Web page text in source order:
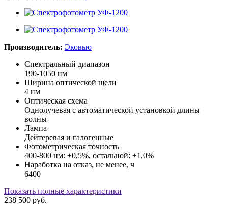
Производитель: Эковью
Спектральный диапазон
190-1050 нм
Ширина оптической щели
4 нм
Оптическая схема
Однолучевая с автоматической установкой длины
волны
Лампа
Дейтеревая и галогенные
Фотометрическая точность
400-800 нм: ±0,5%, остальной: ±1,0%
Наработка на отказ, не менее, ч
6400
Показать полные характеристики
238 500 руб.